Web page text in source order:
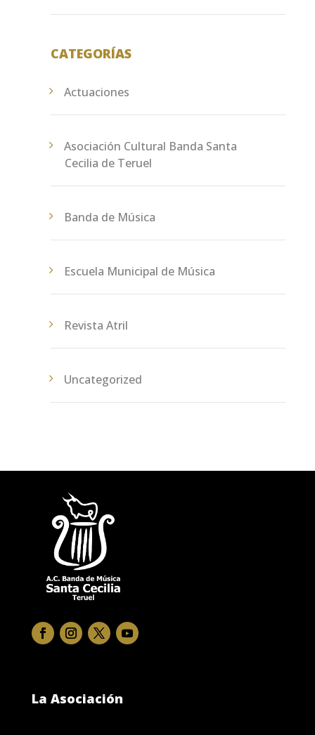
CATEGORÍAS
Actuaciones
Asociación Cultural Banda Santa
Cecilia de Teruel
Banda de Música
Escuela Municipal de Música
Revista Atril
Uncategorized
La Asociación